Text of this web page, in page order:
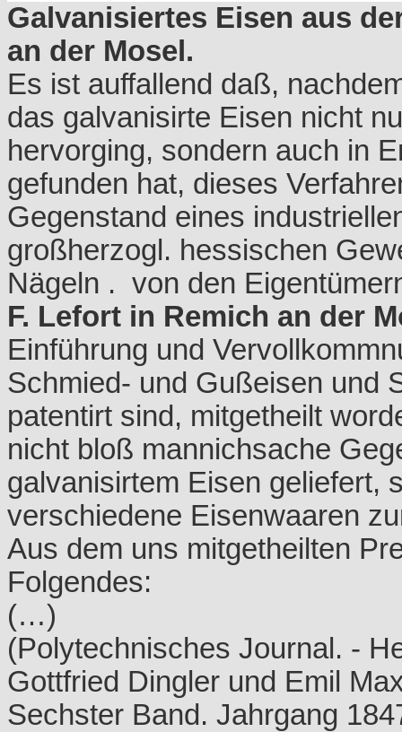
Galvanisiertes Eisen aus
an der Mosel.
Es ist auffallend daß,
das galvanisirte Eisen nicht
hervorging, sondern auch in
gefunden hat, dieses
Gegenstand eines
großherzogl. hessischen
Nägeln . von den
F. Lefort in Remich an der
Einführung und
Schmied- und Gußeisen und
patentirt sind, mitgetheilt
nicht bloß mannichsache
galvanisirtem Eisen geliefert,
verschiedene Eisenwaaren
Aus dem uns mitgetheilten
Folgendes:
(…)
(Polytechnisches Journal. -
Gottfried Dingler und Emil
Sechster Band. Jahrgang